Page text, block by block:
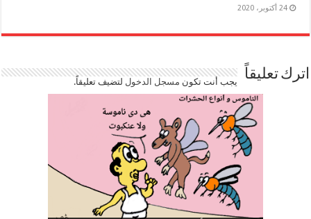
24 أكتوبر، 2020
اترك تعليقاً يجب أنت تكون مسجل الدخوللتضيف تعليقاً.